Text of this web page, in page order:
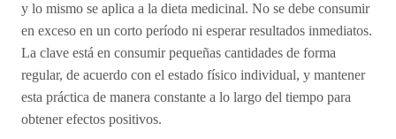
y lo mismo se aplica a la dieta medicinal. No se debe consumir
en exceso en un corto período ni esperar resultados inmediatos.
La clave está en consumir pequeñas cantidades de forma
regular, de acuerdo con el estado físico individual, y mantener
esta práctica de manera constante a lo largo del tiempo para
obtener efectos positivos.